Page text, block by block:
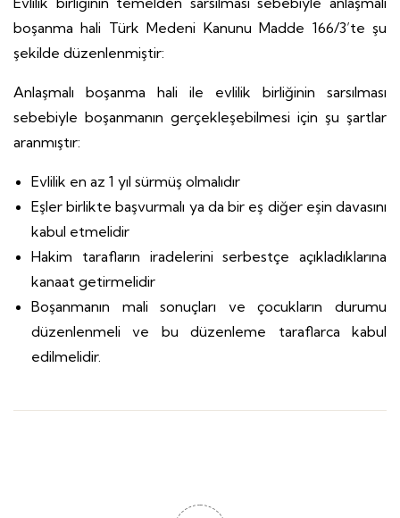
boşanma hali Türk Medeni Kanunu Madde 166/3’te şu
şekilde düzenlenmiştir:
Anlaşmalı boşanma hali ile evlilik birliğinin sarsılması
sebebiyle boşanmanın gerçekleşebilmesi için şu şartlar
aranmıştır:
Evlilik en az 1 yıl sürmüş olmalıdır
Eşler birlikte başvurmalı ya da bir eş diğer eşin davasını
kabul etmelidir
Hakim tarafların iradelerini serbestçe açıkladıklarına
kanaat getirmelidir
Boşanmanın mali sonuçları ve çocukların durumu
düzenlenmeli ve bu düzenleme taraflarca kabul
edilmelidir.